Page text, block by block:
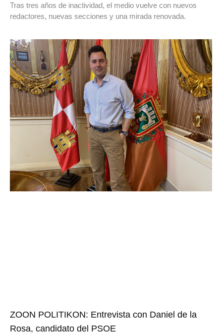
Tras tres años de inactividad, el medio vuelve con nuevos
redactores, nuevas secciones y una mirada renovada.
ZOON POLITIKON: Entrevista con Daniel de la
Rosa, candidato del PSOE